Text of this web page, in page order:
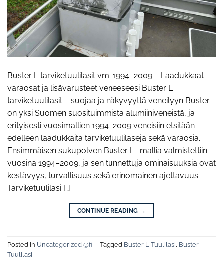
Buster L tarviketuulilasit vm. 1994–2009 – Laadukkaat
varaosat ja lisävarusteet veneeseesi Buster L
tarviketuulilasit – suojaa ja näkyvyyttä veneilyyn Buster
on yksi Suomen suosituimmista alumiiniveneistä, ja
erityisesti vuosimallien 1994–2009 veneisiin etsitään
edelleen laadukkaita tarviketuulilaseja sekä varaosia.
Ensimmäisen sukupolven Buster L -mallia valmistettiin
vuosina 1994–2009, ja sen tunnettuja ominaisuuksia ovat
kestävyys, turvallisuus sekä erinomainen ajettavuus.
Tarviketuulilasi […]
CONTINUE READING →
Posted in Uncategorized @fi Tagged Buster L Tuulilasi, Buster
Tuulilasi